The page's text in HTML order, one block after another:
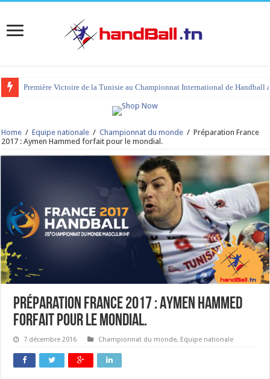
Première Victoire de la Tunisie au Championnat International de Handball
Home / Equipe nationale / Championnat du monde / Préparation France
2017 : Aymen Hammed forfait pour le mondial.
Préparation France 2017 : Aymen Hammed
forfait pour le mondial.
7 décembre 2016 Championnat du monde, Equipe nationale